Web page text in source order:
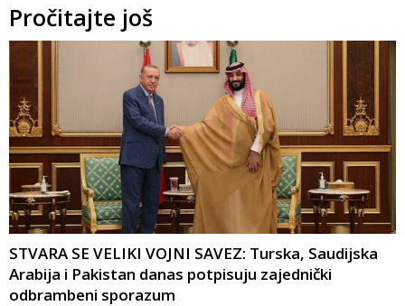
Pročitajte još
STVARA SE VELIKI VOJNI SAVEZ: Turska, Saudijska
Arabija i Pakistan danas potpisuju zajednički
odbrambeni sporazum